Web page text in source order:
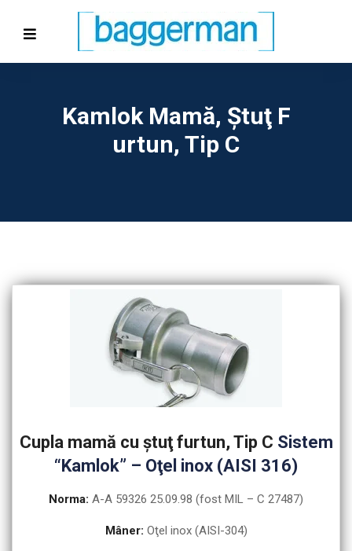
Kamlok Mamă, Ştuţ F
Urtun, Tip C
Cupla mamă cu ştuţ furtun, Tip C Sistem
“Kamlok” – Oţel inox (AISI 316)
Norma: A-A 59326 25.09.98 (fost MIL – C 27487)
Mâner: Oţel inox (AISI-304)